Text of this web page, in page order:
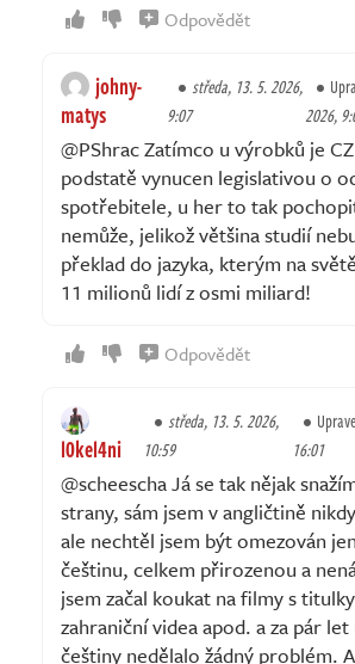
Odpovědět
johny-
matys
středa, 13. 5. 2026,
9:07
2026,
@PShrac Zatímco u výrobků je
podstatě vynucen legislativou o
spotřebitele, u her to tak
nemůže, jelikož většina studií
překlad do jazyka, kterým na
11 milionů lidí z osmi miliard!
Odpovědět
l0kel4ni
středa, 13. 5. 2026,
10:59
16:01
@scheescha Já se tak nějak
strany, sám jsem v angličtině
ale nechtěl jsem být omezován
češtinu, celkem přirozenou a
jsem začal koukat na filmy s
zahraniční videa apod. a za pár
češtiny nedělalo žádný problém.